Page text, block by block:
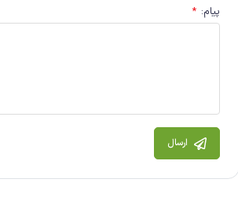
پیام:
*
ارسال